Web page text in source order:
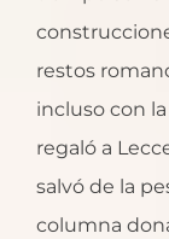
restos
incluso con
regaló a
salvó de la
columna